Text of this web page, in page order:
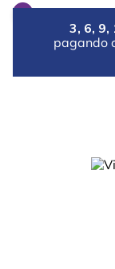
3, 6,
pagando